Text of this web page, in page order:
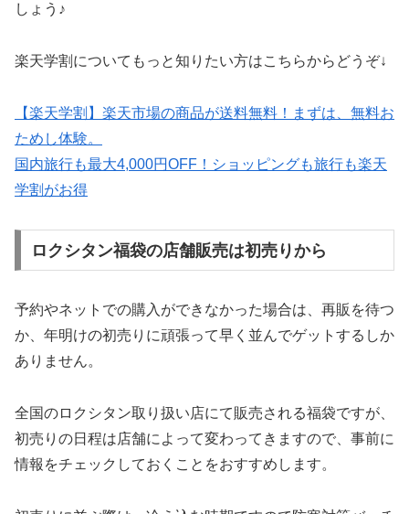
しょう♪
楽天学割についてもっと知りたい方はこちらからどうぞ↓
【楽天学割】楽天市場の商品が送料無料！まずは、無料お
ためし体験。
国内旅行も最大4,000円OFF！ショッピングも旅行も楽天
学割がお得
ロクシタン福袋の店舗販売は初売りから
予約やネットでの購入ができなかった場合は、再販を待つ
か、年明けの初売りに頑張って早く並んでゲットするしか
ありません。
全国のロクシタン取り扱い店にて販売される福袋ですが、
初売りの日程は店舗によって変わってきますので、事前に
情報をチェックしておくことをおすすめします。